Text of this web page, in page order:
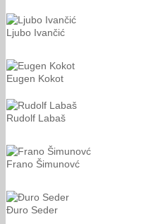
Ljubo Ivančić
Eugen Kokot
Rudolf Labaš
Frano Šimunovć
Đuro Seder